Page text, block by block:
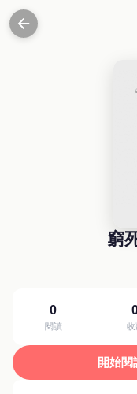
窮
0
閱讀 收
開始閱